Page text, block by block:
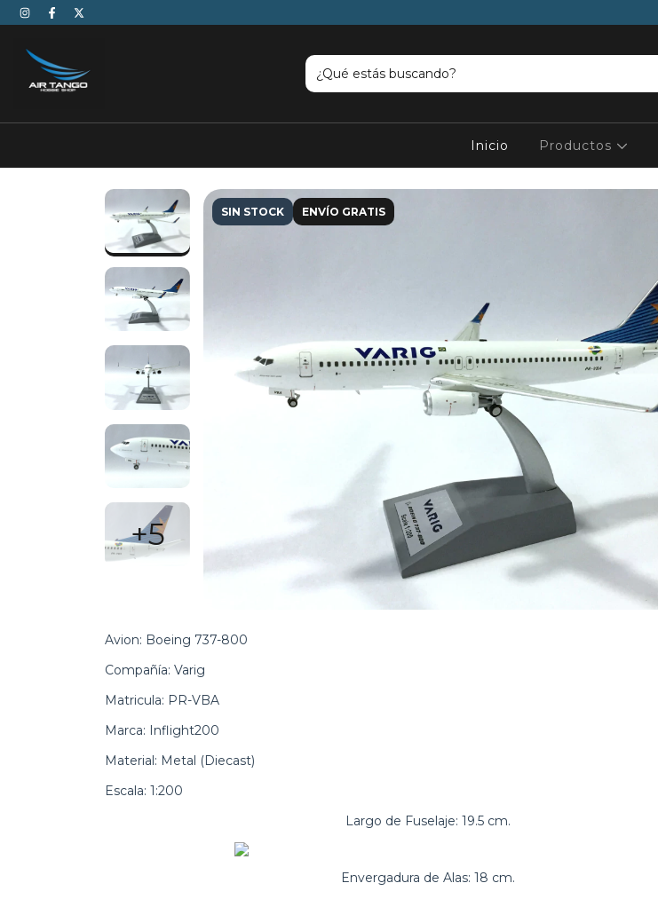
Inicio Productos
+5
SIN STOCK ENVÍO GRATIS
Avion: Boeing 737-800
Compañía: Varig
Matricula: PR-VBA
Marca: Inflight200
Material: Metal (Diecast)
Escala: 1:200
Largo de Fuselaje: 19.5 cm.
Envergadura de Alas: 18 cm.